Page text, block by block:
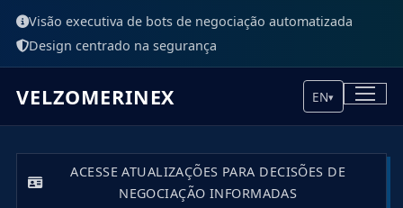
Visão executiva de bots de negociação automatizada
Design centrado na segurança
VELZOMERINEX EN▾
ACESSE ATUALIZAÇÕES PARA DECISÕES DE
NEGOCIAÇÃO INFORMADAS